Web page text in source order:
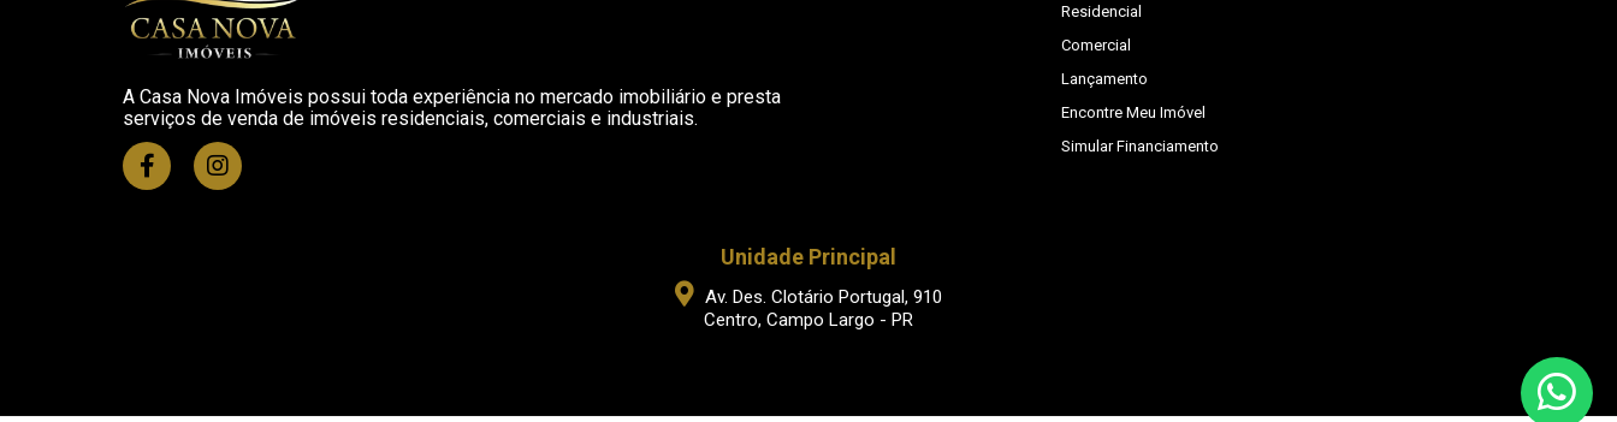
A Casa Nova Imóveis possui toda experiência no mercado imobiliário e presta
serviços de venda de imóveis residenciais, comerciais e industriais.
Residencial
Comercial
Lançamento
Encontre Meu Imóvel
Simular Financiamento
Unidade Principal
Av. Des. Clotário Portugal, 910
Centro, Campo Largo - PR